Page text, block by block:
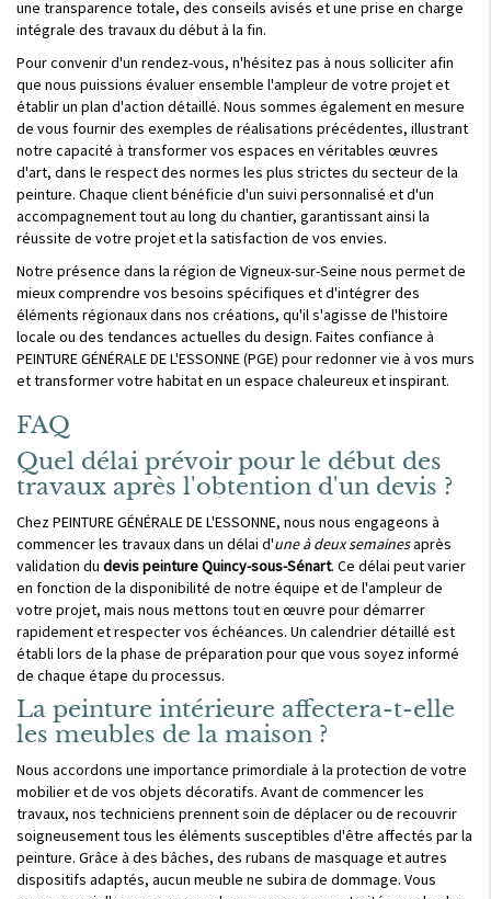
une transparence totale, des conseils avisés et une prise en charge
intégrale des travaux du début à la fin.
Pour convenir d'un rendez-vous, n'hésitez pas à nous solliciter afin
que nous puissions évaluer ensemble l'ampleur de votre projet et
établir un plan d'action détaillé. Nous sommes également en mesure
de vous fournir des exemples de réalisations précédentes, illustrant
notre capacité à transformer vos espaces en véritables œuvres
d'art, dans le respect des normes les plus strictes du secteur de la
peinture. Chaque client bénéficie d'un suivi personnalisé et d'un
accompagnement tout au long du chantier, garantissant ainsi la
réussite de votre projet et la satisfaction de vos envies.
Notre présence dans la région de Vigneux-sur-Seine nous permet de
mieux comprendre vos besoins spécifiques et d'intégrer des
éléments régionaux dans nos créations, qu'il s'agisse de l'histoire
locale ou des tendances actuelles du design. Faites confiance à
PEINTURE GÉNÉRALE DE L'ESSONNE (PGE) pour redonner vie à vos murs
et transformer votre habitat en un espace chaleureux et inspirant.
FAQ
Quel délai prévoir pour le début des
travaux après l'obtention d'un devis ?
Chez PEINTURE GÉNÉRALE DE L'ESSONNE, nous nous engageons à
commencer les travaux dans un délai d'une à deux semainesaprès
validation du devis peinture Quincy-sous-Sénart. Ce délai peut varier
en fonction de la disponibilité de notre équipe et de l'ampleur de
votre projet, mais nous mettons tout en œuvre pour démarrer
rapidement et respecter vos échéances. Un calendrier détaillé est
établi lors de la phase de préparation pour que vous soyez informé
de chaque étape du processus.
La peinture intérieure affectera-t-elle
les meubles de la maison ?
Nous accordons une importance primordiale à la protection de votre
mobilier et de vos objets décoratifs. Avant de commencer les
travaux, nos techniciens prennent soin de déplacer ou de recouvrir
soigneusement tous les éléments susceptibles d'être affectés par la
peinture. Grâce à des bâches, des rubans de masquage et autres
dispositifs adaptés, aucun meuble ne subira de dommage. Vous